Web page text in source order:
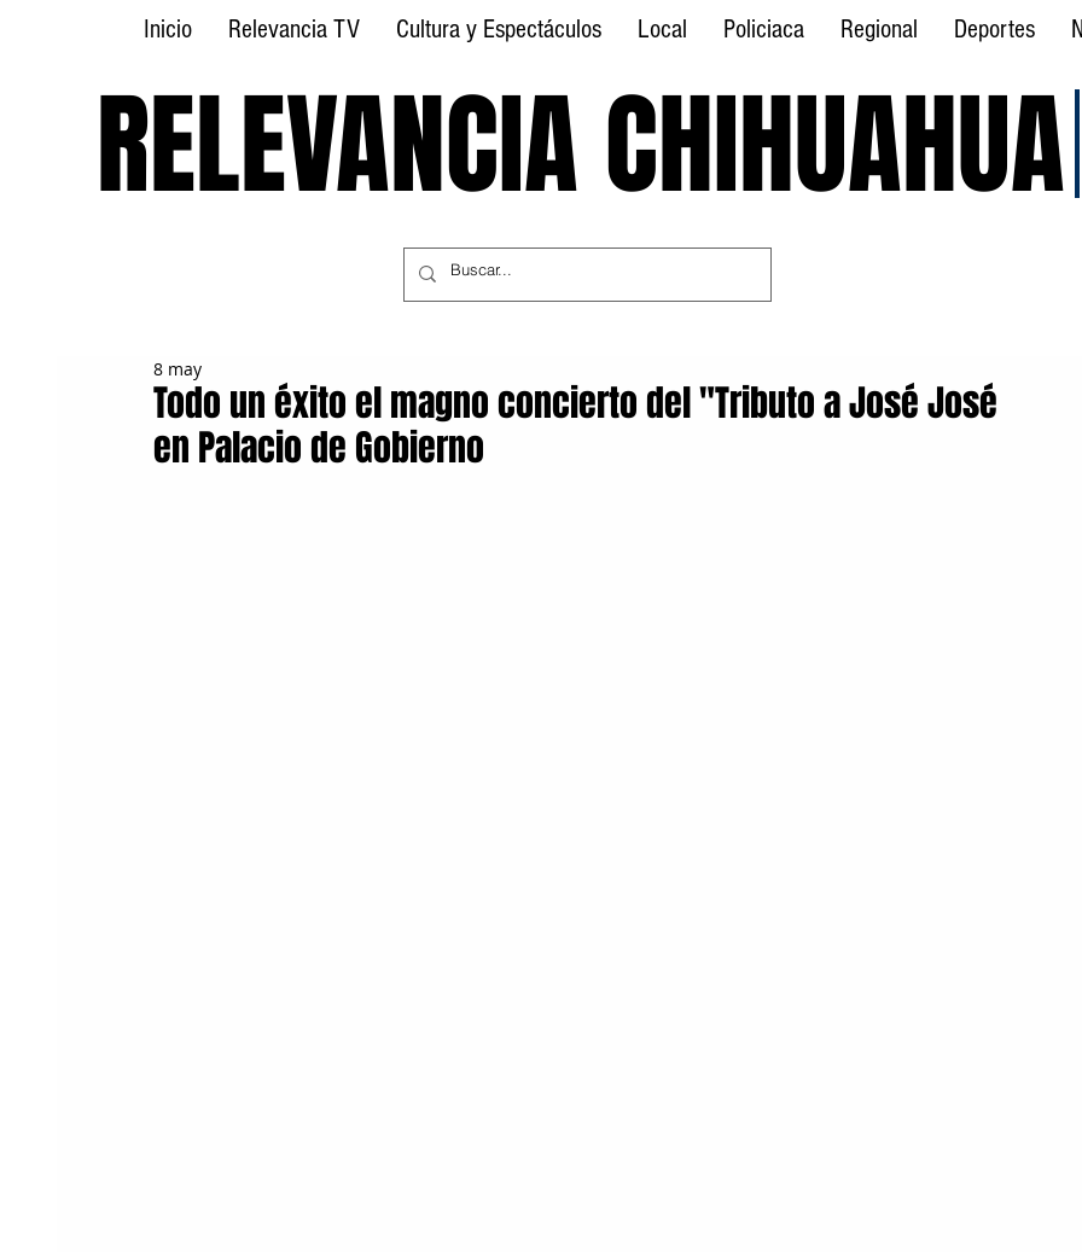
Inicio Relevancia TV Cultura y Espectáculos Local Policiaca Regional Deportes
RELEVANCIA CHIHUAHUA
RELEVANCIA CHIHUAHUA
Todo un éxito el magno concierto del "Tributo a José José
en Palacio de Gobierno
8 may